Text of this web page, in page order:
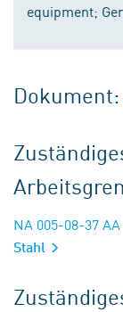
equipment;
Dokument:
NA 005-08-37 AA
Stahl